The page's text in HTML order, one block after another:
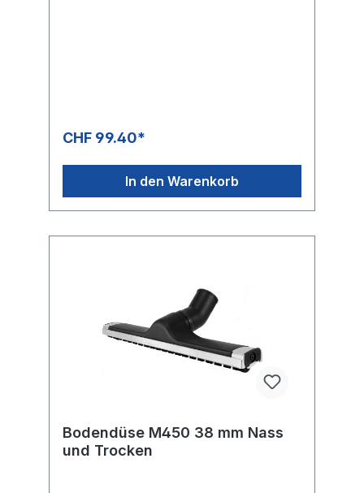
CHF 99.40*
In den Warenkorb
Bodendüse M450 38 mm Nass
und Trocken